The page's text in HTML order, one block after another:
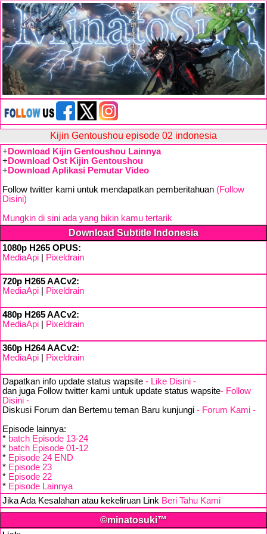
Kijin Gentoushou episode 02 indonesia
+ Download Kijin Gentoushou Lainnya
+ Download Ost Kijin Gentoushou
+ Download Aplikasi Pemutar Video
Follow twitter kami untuk mendapatkan pemberitahuan (Follow
Disini)
Mungkin di sini ada yang bikin kamu tertarik
Download Subtitle Indonesia
1080p H265 OPUS:
MediaApi
Pixeldrain
720p H265 AACv2:
MediaApi
Pixeldrain
480p H265 AACv2:
MediaApi
Pixeldrain
360p H264 AACv2:
MediaApi
Pixeldrain
Dapatkan info update status wapsite - Like Disini -
dan juga Follow twitter kami untuk update status wapsite- Follow
Disini -
Diskusi Forum dan Bertemu teman Baru kunjungi - Forum Kami -
Episode lainnya:
* batch Episode 13-24
* batch Episode 01-12
* Episode 24 END
* Episode 23
* Episode 22
* Episode Lainnya
Jika Ada Kesalahan atau kekeliruan Link Beri Tahu Kami
©minatosuki™